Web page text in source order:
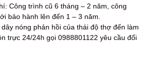
Công trình cũ 6 tháng – 2 năm, công
bảo hành lên đến 1 – 3 năm.
nóng phản hồi của thái độ thợ đến làm
trực 24/24h gọi 0988801122 yêu cầu đổi